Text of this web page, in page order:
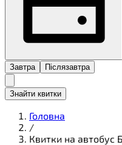
Завтра Післязавтра
Знайти квитки
Головна
/
Квитки на автобус